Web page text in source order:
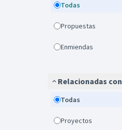
Todas
Propuestas
Enmiendas
Relacionadas con
Todas
Proyectos